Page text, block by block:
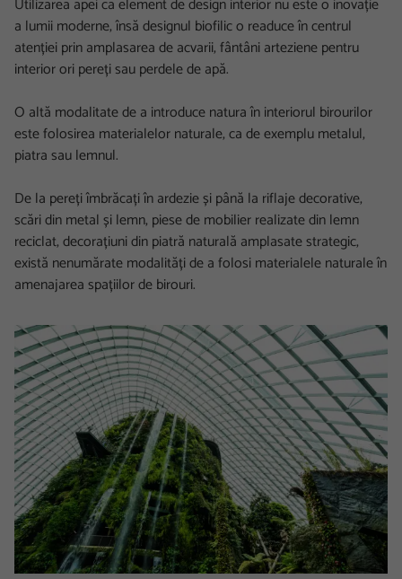
a lumii moderne, însă designul biofilic o readuce în centrul
atenției prin amplasarea de acvarii, fântâni arteziene pentru
interior ori pereți sau perdele de apă.
O altă modalitate de a introduce natura în interiorul birourilor
este folosirea materialelor naturale, ca de exemplu metalul,
piatra sau lemnul.
De la pereți îmbrăcați în ardezie și până la riflaje decorative,
scări din metal și lemn, piese de mobilier realizate din lemn
reciclat, decorațiuni din piatră naturală amplasate strategic,
există nenumărate modalități de a folosi materialele naturale în
amenajarea spațiilor de birouri.